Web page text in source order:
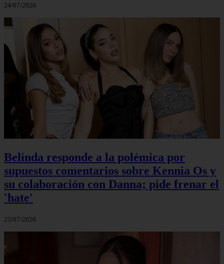
24/07/2026
Belinda responde a la polémica por
supuestos comentarios sobre Kennia Os y
su colaboración con Danna; pide frenar el
'hate'
23/07/2026